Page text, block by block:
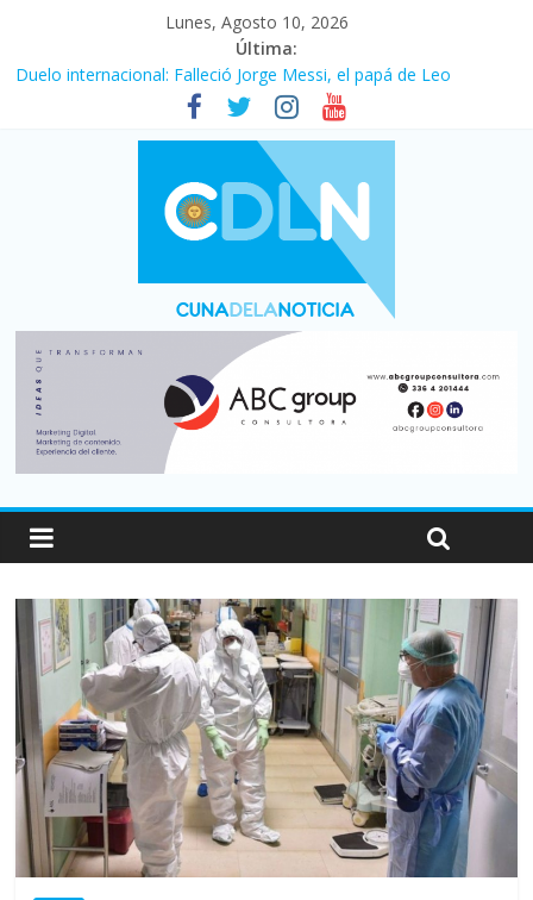
Lunes, Agosto 10, 2026
Última:
Duelo internacional: Falleció Jorge Messi, el papá de Leo
El consumo sigue frenado: las ventas minoristas cayeron 3,8 en
julio y acumulan siete meses en baja
Newell’s cayó 2 a 1 ante Defensa y Justicia en Florencio Varela
por la cuarta fecha del Clausura
El agro argentino logró un récord histórico de exportaciones en
el primer semestre de 2026
La construcción cayó 4,1% en junio y registró su cuarta baja del